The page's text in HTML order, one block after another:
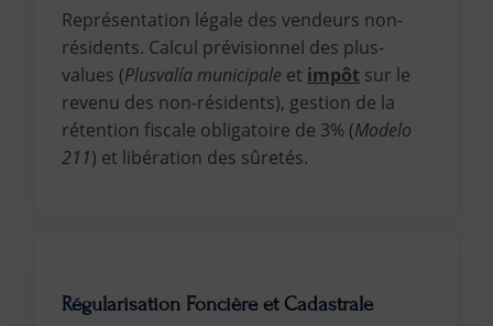
Représentation légale des vendeurs non-
résidents. Calcul prévisionnel des plus-
values (Plusvalía municipale et impôt sur le
revenu des non-résidents), gestion de la
rétention fiscale obligatoire de 3% (Modelo
211) et libération des sûretés.
Régularisation Foncière et Cadastrale